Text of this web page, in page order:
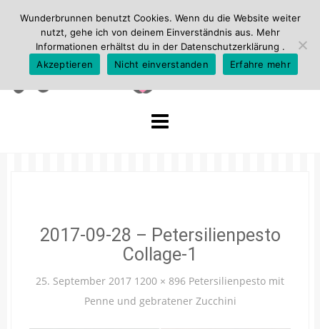
2017-09-28 – Petersilienpesto
Collage-1
25. September 2017 1200 × 896 Petersilienpesto mit
Penne und gebratener Zucchini
Wunderbrunnen benutzt Cookies. Wenn du die Website weiter
nutzt, gehe ich von deinem Einverständnis aus. Mehr
Informationen erhältst du in der Datenschutzerklärung .
Akzeptieren
Nicht einverstanden Erfahre mehr